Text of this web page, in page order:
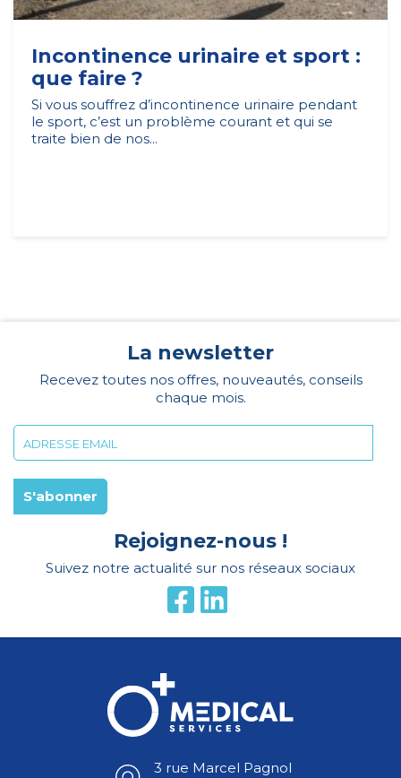
Incontinence urinaire et sport :
que faire ?
Si vous souffrez d’incontinence urinaire pendant
le sport, c’est un problème courant et qui se
traite bien de nos...
La newsletter
Recevez toutes nos offres, nouveautés, conseils
chaque mois.
Rejoignez-nous !
Suivez notre actualité sur nos réseaux sociaux
3 rue Marcel Pagnol